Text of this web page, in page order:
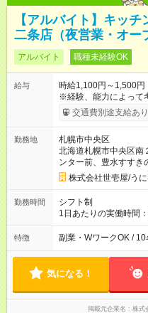
【アルバイト】キッ
二条店（夜営業・オー
アルバイト 職種未経験OK
給与
時給1,100円～1,500円
※経験、能力によって
給 【試用期間】試用期間あり 試用期間の長さ：3ヶ月 雇用形
態、給与は本採用時と
交通費別途支給あり
勤務地
札幌市中央区
北海道札幌市中央区南
ンター前、豊水すすき
株式会社世壱屋/う
勤務時間
シフト制
1日あたりの実働時間
間から７時間勤務 働
特徴 副業・WワークOK /
気になる！
掲載元企業名 株式